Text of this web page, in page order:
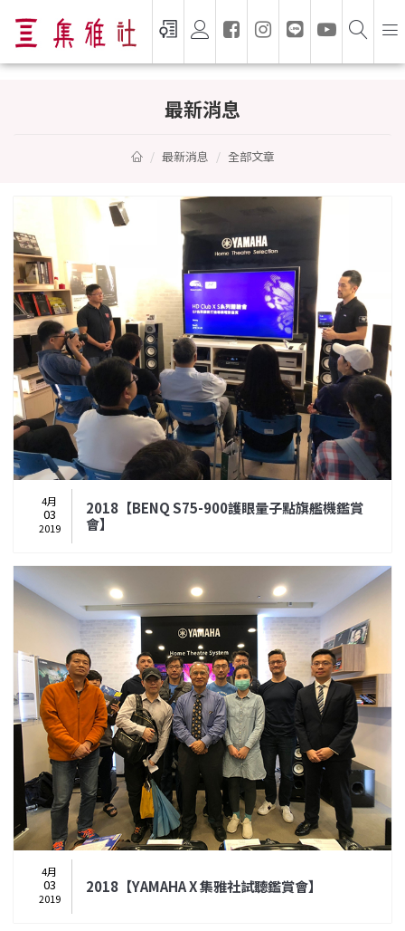
最新消息
最新消息 全部文章
4月
03
2019
2018【BENQ S75-900護眼量子點旗艦機鑑賞
會】
4月
03
2019
2018【YAMAHA X 集雅社試聽鑑賞會】